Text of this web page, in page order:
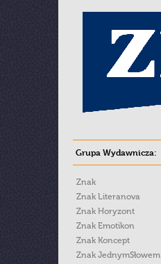
Grupa Wydawnicza:
Znak
Znak Literanova
Znak Horyzont
Znak Emotikon
Znak Koncept
Znak JednymSłowem